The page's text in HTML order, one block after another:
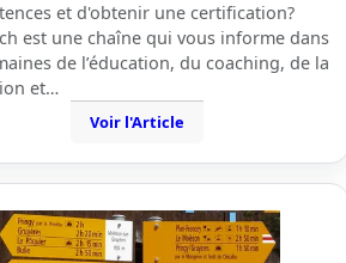
et d'obtenir une certification?
est une chaîne qui vous informe dans
de l’éducation, du coaching, de la
et…
Voir l'Article